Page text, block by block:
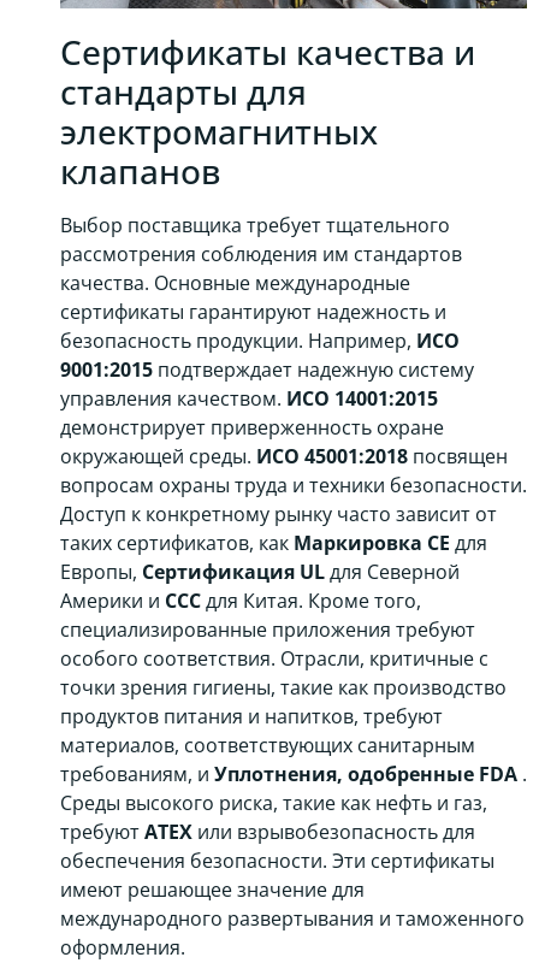
Сертификаты качества и
стандарты для
электромагнитных
клапанов
Выбор поставщика требует тщательного
рассмотрения соблюдения им стандартов
качества. Основные международные
сертификаты гарантируют надежность и
безопасность продукции. Например, ИСО
9001:2015 подтверждает надежную систему
управления качеством. ИСО 14001:2015
демонстрирует приверженность охране
окружающей среды. ИСО 45001:2018 посвящен
вопросам охраны труда и техники безопасности.
Доступ к конкретному рынку часто зависит от
таких сертификатов, как Маркировка CE для
Европы, Сертификация ULдля Северной
Америки и СССдля Китая. Кроме того,
специализированные приложения требуют
особого соответствия. Отрасли, критичные с
точки зрения гигиены, такие как производство
продуктов питания и напитков, требуют
материалов, соответствующих санитарным
требованиям, и Уплотнения, одобренные FDA .
Среды высокого риска, такие как нефть и газ,
требуютАТЕХ или взрывобезопасность для
обеспечения безопасности. Эти сертификаты
имеют решающее значение для
международного развертывания и таможенного
оформления.